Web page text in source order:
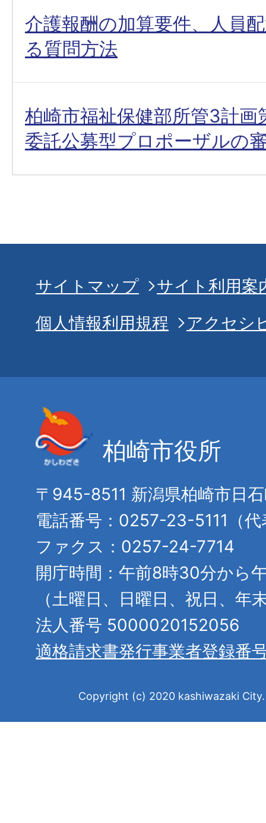
介護報酬の加算要件、人員
る質問方法
柏崎市福祉保健部所管3計画
委託公募型プロポーザルの
サイトマップ
サイト利用案
個人情報利用規程
アクセシ
柏崎市役所
〒945-8511 新潟県柏崎市日
電話番号：0257-23-5111（代
ファクス：0257-24-7714
開庁時間：午前8時30分から
（土曜日、日曜日、祝日、年
法人番号 5000020152056
適格請求書発行事業者登録番
Copyright (c) 2020 kashiwazaki